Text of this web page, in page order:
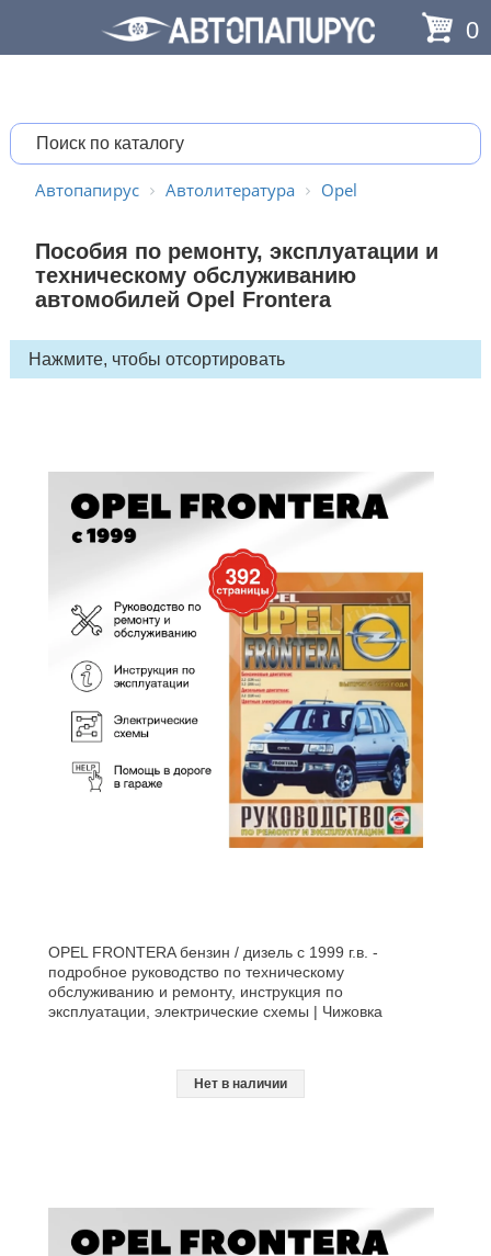
0
Автопапирус Автолитература Opel
Пособия по ремонту, эксплуатации и
техническому обслуживанию
автомобилей Opel Frontera
OPEL FRONTERA бензин / дизель с 1999 г.в. -
подробное руководство по техническому
обслуживанию и ремонту, инструкция по
эксплуатации, электрические схемы | Чижовка
Нет в наличии